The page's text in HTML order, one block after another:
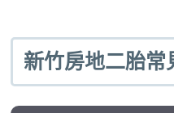
新竹房地二胎常